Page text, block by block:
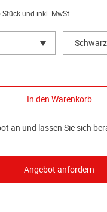
Stück und inkl. MwSt.
an und lassen Sie sich